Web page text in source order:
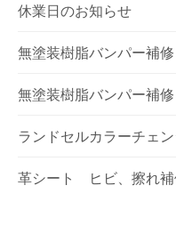
休業日のお知らせ
無塗装樹脂バンパー補
無塗装樹脂バンパー補
ランドセルカラーチェン
革シート ヒビ、擦れ